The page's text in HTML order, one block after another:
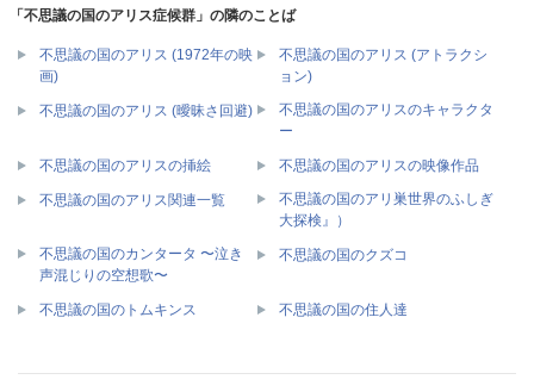
「不思議の国のアリス症候群」の隣のことば
不思議の国のアリス (1972年の映
画)
不思議の国のアリス (アトラクシ
ョン)
不思議の国のアリス (曖昧さ回避)
不思議の国のアリスのキャラクタ
ー
不思議の国のアリスの挿絵 不思議の国のアリスの映像作品
不思議の国のアリス関連一覧
不思議の国のアリ巣世界のふしぎ
大探検』）
不思議の国のカンタータ 〜泣き
声混じりの空想歌〜
不思議の国のクズコ
不思議の国のトムキンス 不思議の国の住人達